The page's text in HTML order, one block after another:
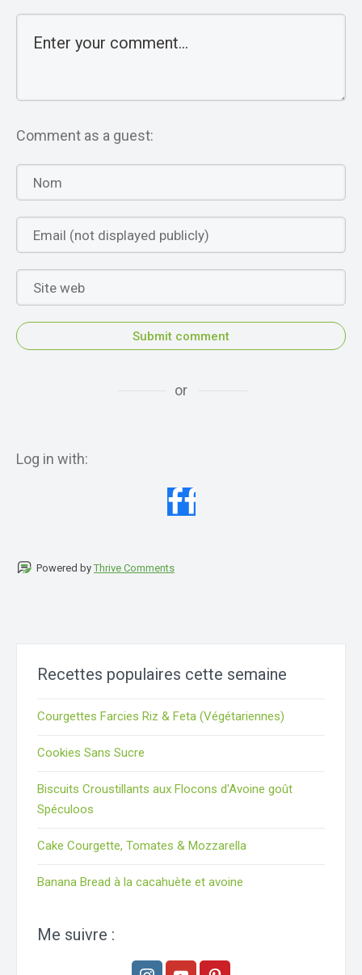
Comment as a guest:
Submit comment
or
Log in with:
Powered byThrive Comments
Recettes populaires cette semaine
Courgettes Farcies Riz & Feta (Végétariennes)
Cookies Sans Sucre
Biscuits Croustillants aux Flocons d'Avoine goût
Spéculoos
Cake Courgette, Tomates & Mozzarella
Banana Bread à la cacahuète et avoine
Me suivre :